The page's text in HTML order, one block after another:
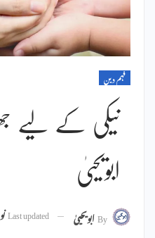
فہم دین
نیکی کے لیے
ابویحییٰ
Byابویحییٰ Last updated